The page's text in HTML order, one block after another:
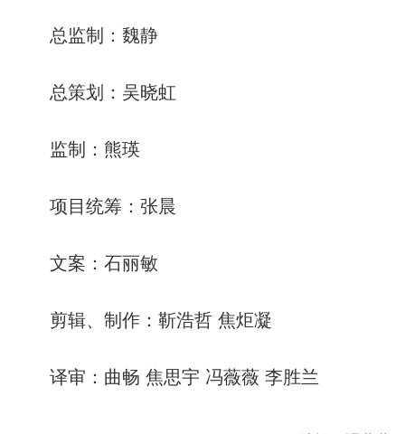
总监制：魏静
总策划：吴晓虹
监制：熊瑛
项目统筹：张晨
文案：石丽敏
剪辑、制作：靳浩哲 焦炬凝
译审：曲畅 焦思宇 冯薇薇 李胜兰